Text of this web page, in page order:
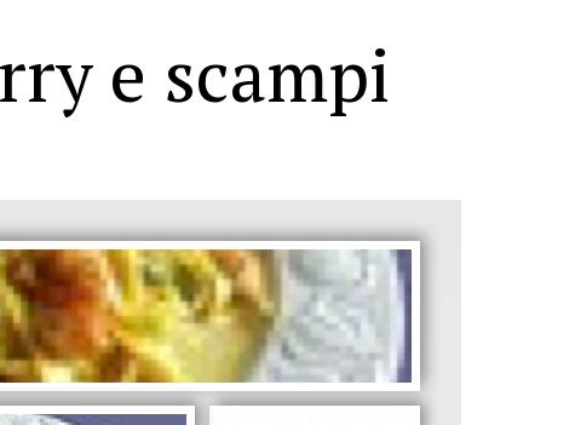
e scampi